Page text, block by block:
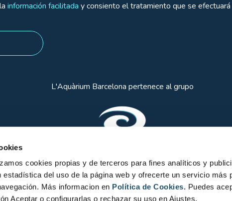
cookies propias y de terceros para fines analíticos y
estadística del uso de la página web y ofrecerte un servicio más
Más informacion en Política de Cookies. Puedes
Aceptar o configurarlas o rechazar su uso en Ajustes.
información facilitada y consiento el tratamiento que se
L'Aquàrium Barcelona pertenece al grupo
Líderes en entretenimiento y ocio